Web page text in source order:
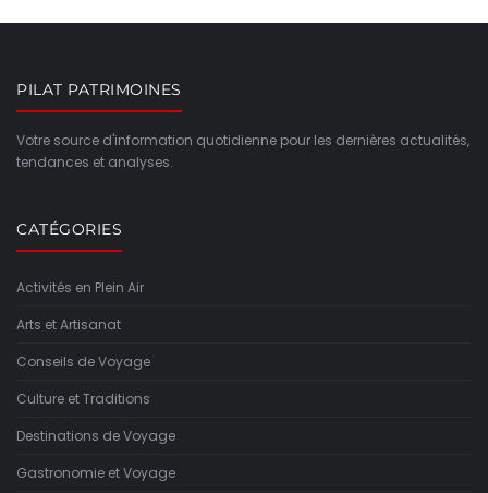
PILAT PATRIMOINES
Votre source d'information quotidienne pour les dernières actualités,
tendances et analyses.
CATÉGORIES
Activités en Plein Air
Arts et Artisanat
Conseils de Voyage
Culture et Traditions
Destinations de Voyage
Gastronomie et Voyage